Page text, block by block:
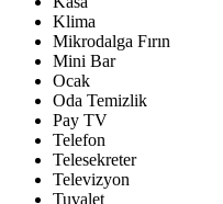
Klima
Mikrodalga Fırın
Mini Bar
Ocak
Oda Temizlik
Pay TV
Telefon
Telesekreter
Televizyon
Tuvalet